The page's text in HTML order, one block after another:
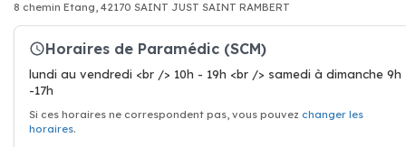
8 chemin Etang, 42170 SAINT JUST SAINT RAMBERT
Horaires de Paramédic (SCM)
lundi au vendredi <br /> 10h - 19h <br /> samedi à dimanche 9h
-17h
Si ces horaires ne correspondent pas, vous pouvez changer les
horaires.